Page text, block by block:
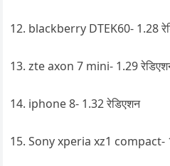
12. blackberry DTEK60- 1.28
13. zte axon 7 mini- 1.29
14. iphone 8- 1.32 रेडिएशन
15. Sony xperia xz1 compact-